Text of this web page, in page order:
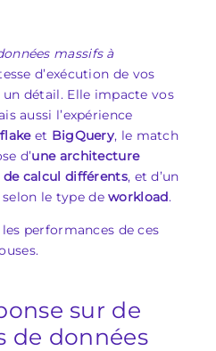
massifs à
d’exécution de vos
un détail. Elle impacte vos
aussi l’expérience
et BigQuery, le match
d’une architecture
de calcul différents, et d’un
le type deworkload.
performances de ces
sur de
de données